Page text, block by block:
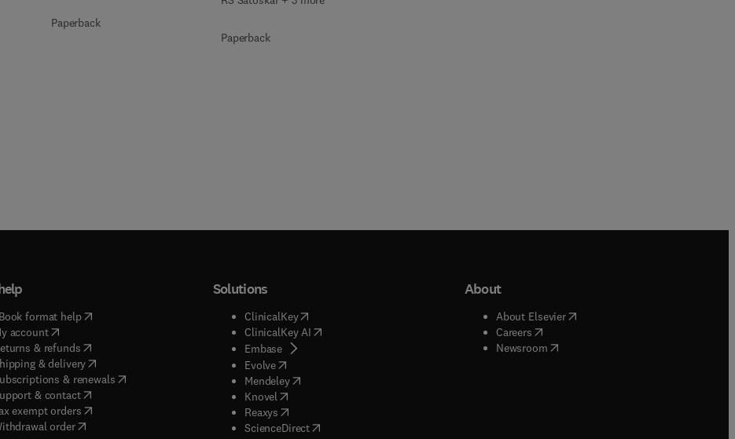
Paperback
Paperback
format help( opens in new tab/window
account( opens in new tab/window
& refunds( opens in new tab/window
& delivery(opens in new tab/window
& renewals( opens in new tab/window
)
& contact( opens in new tab/window
exempt orders( opens in new tab/window
order
Solutions
ClinicalKey(opens in new tab/window
ClinicalKey AI( opens in new tab/window
Embase( opens in new tab/window
Evolve( opens in new tab/window
Mendeley( opens in new tab/window
Knovel opens in new tab/window
Reaxys opens in new tab/window
ScienceDirect( opens in new tab/window
About
About Elsevier( opens in new tab/window
Careers( opens in new tab/window
Newsroom( opens in new tab/window